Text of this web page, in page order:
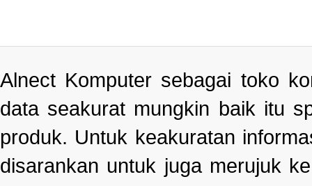
Alnect Komputer sebagai toko
data seakurat mungkin baik itu
produk. Untuk keakuratan
disarankan untuk juga merujuk